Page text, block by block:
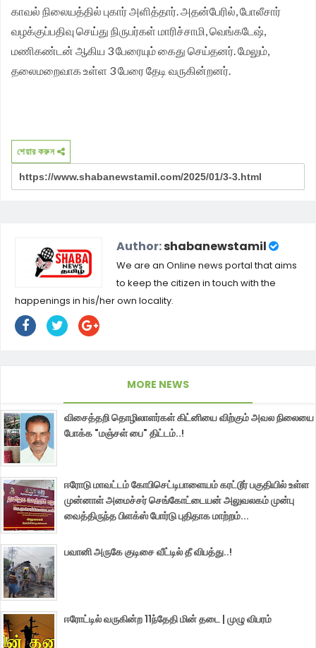
காவல் நிலையத்தில் புகார் அளித்தார். அதன்பேரில், போலீசார்
வழக்குப்பதிவு செய்து நிருபர்கள் மாரிச்சாமி, வெங்கடேஷ்,
மணிகண்டன் ஆகிய 3 பேரையும் கைது செய்தனர். மேலும்,
தலைமறைவாக உள்ள 3 பேரை தேடி வருகின்றனர்.
শেয়ার করুন
Author:shabanewstamil
We are an Online news portal that aims
to keep the citizen in touch with the
happenings in his/her own locality.
MORE NEWS
விசைத்தறி தொழிலாளர்கள் கிட்னியை விற்கும் அவல நிலையை
போக்க "மஞ்சள் பை" திட்டம்..!
ஈரோடு மாவட்டம் கோபிசெட்டிபாளையம் கரட்டூர் பகுதியில் உள்ள
முன்னாள் அமைச்சர் செங்கோட்டையன் அலுவலகம் முன்பு
வைத்திருந்த பிளக்ஸ் போர்டு புதிதாக மாற்றம்...
பவானி அருகே குடிசை வீட்டில் தீ விபத்து..!
ஈரோட்டில் வருகின்ற 11ந்தேதி மின் தடை | முழு விபரம்